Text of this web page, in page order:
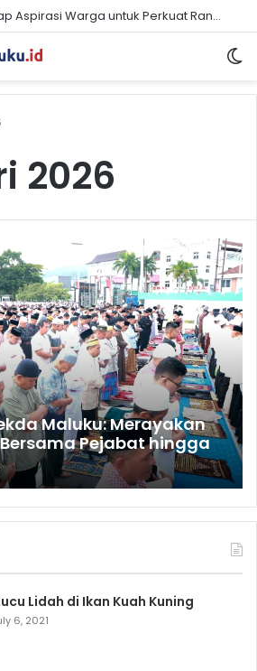
DPRD Maluku Serap Aspirasi Warga untuk Perkuat Ranperda Masyarakat Hukum Adat
2026
Maluku: Merayakan
Pejabat hingga
Lidah di Ikan Kuah Kuning
6, 2021